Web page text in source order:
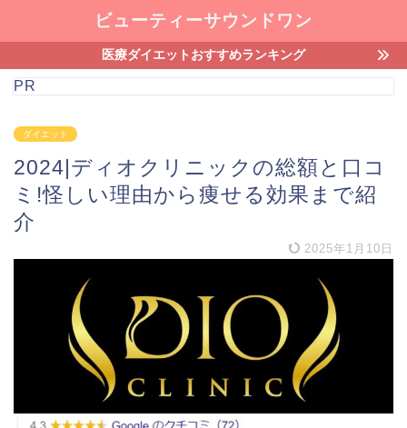
ビューティーサウンドワン
医療ダイエットおすすめランキング
PR
ダイエット
2024|ディオクリニックの総額と口コ
ミ!怪しい理由から痩せる効果まで紹
介
2025年1月10日